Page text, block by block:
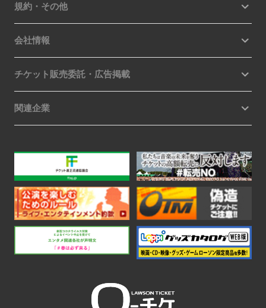
規約・その他
会社情報
チケット販売委託・広告掲載
関連企業